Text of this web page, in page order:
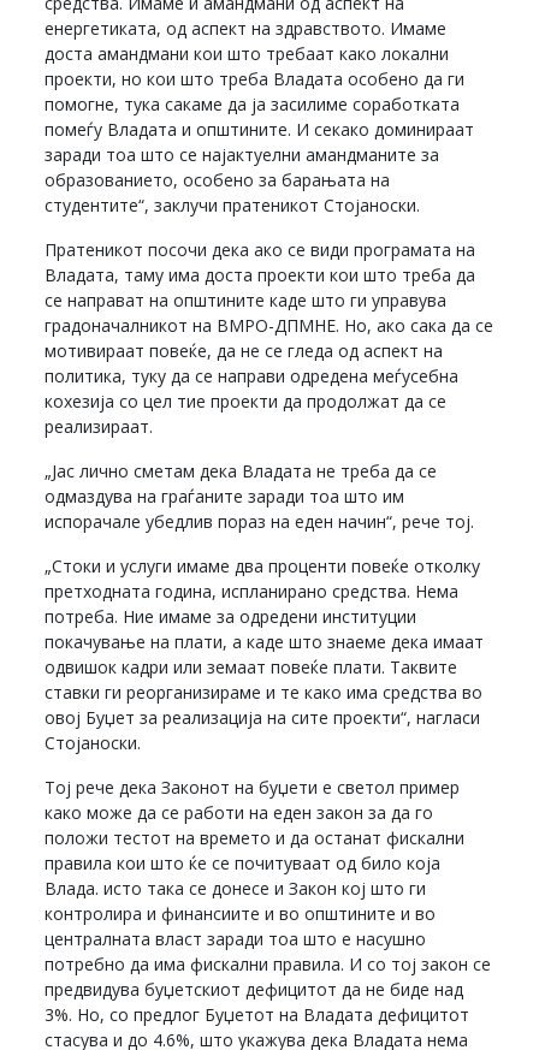
енергетиката, од аспект на здравството. Имаме
доста амандмани кои што требаат како локални
проекти, но кои што треба Владата особено да ги
помогне, тука сакаме да ја засилиме соработката
помеѓу Владата и општините. И секако доминираат
заради тоа што се најактуелни амандманите за
образованието, особено за барањата на
студентите“, заклучи пратеникот Стојаноски.
Пратеникот посочи дека ако се види програмата на
Владата, таму има доста проекти кои што треба да
се направат на општините каде што ги управува
градоначалникот на ВМРО-ДПМНЕ. Но, ако сака да се
мотивираат повеќе, да не се гледа од аспект на
политика, туку да се направи одредена меѓусебна
кохезија со цел тие проекти да продолжат да се
реализираат.
„Јас лично сметам дека Владата не треба да се
одмаздува на граѓаните заради тоа што им
испорачале убедлив пораз на еден начин“, рече тој.
„Стоки и услуги имаме два проценти повеќе отколку
претходната година, испланирано средства. Нема
потреба. Ние имаме за одредени институции
покачување на плати, а каде што знаеме дека имаат
одвишок кадри или земаат повеќе плати. Таквите
ставки ги реорганизираме и те како има средства во
овој Буџет за реализација на сите проекти“, нагласи
Стојаноски.
Тој рече дека Законот на буџети е светол пример
како може да се работи на еден закон за да го
положи тестот на времето и да останат фискални
правила кои што ќе се почитуваат од било која
Влада. исто така се донесе и Закон кој што ги
контролира и финансиите и во општините и во
централната власт заради тоа што е насушно
потребно да има фискални правила. И со тој закон се
предвидува буџетскиот дефицитот да не биде над
3%. Но, со предлог Буџетот на Владата дефицитот
стасува и до 4.6%, што укажува дека Владата нема